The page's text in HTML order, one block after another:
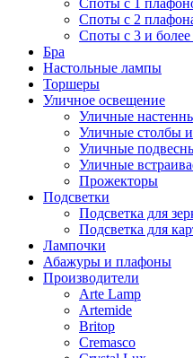
Споты с 1
Споты с 2
Споты с 3 и
Бра
Настольные лампы
Торшеры
Уличное освещение
Уличные
Уличные столбы
Уличные
Уличные
Прожекторы
Подсветки
Подсветка для
Подсветка для
Лампочки
Абажуры и плафоны
Производители
Arte Lamp
Artemide
Britop
Cremasco